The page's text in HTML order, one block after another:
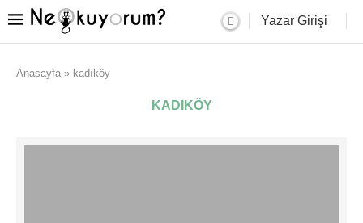
Yazar Girişi
Anasayfa » kadıköy
KADIKÖY